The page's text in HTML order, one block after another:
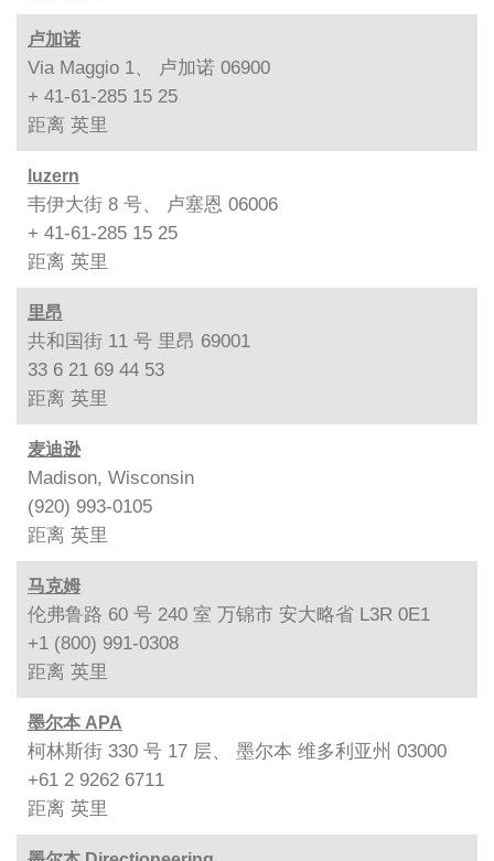
卢加诺
Via Maggio 1、 卢加诺 06900
+ 41-61-285 15 25
距离 英里
luzern
韦伊大街 8 号、 卢塞恩 06006
+ 41-61-285 15 25
距离 英里
里昂
共和国街 11 号 里昂 69001
33 6 21 69 44 53
距离 英里
麦迪逊
Madison, Wisconsin
(920) 993-0105
距离 英里
马克姆
伦弗鲁路 60 号 240 室 万锦市 安大略省 L3R 0E1
+1 (800) 991-0308
距离 英里
墨尔本 APA
柯林斯街 330 号 17 层、 墨尔本 维多利亚州 03000
+61 2 9262 6711
距离 英里